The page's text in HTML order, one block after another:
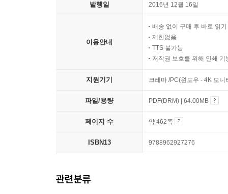
발행일 2016년 12월 16일
이용안내
배송 없이 구매 후 바로 읽기
제한없음
TTS 불가능
저작권 보호를 위해 인쇄 기
지원기기 크레마 /PC(윈도우 - 4K 모
파일/용량 PDF(DRM) | 64.00MB
페이지 수 약 462쪽
ISBN13 9788962927276
관련분류